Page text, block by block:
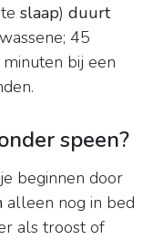
slaap) duurt
45
bij een
speen?
beginnen door
alleen nog in bed
als troost of